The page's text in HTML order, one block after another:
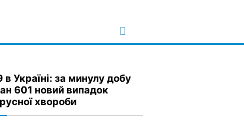
в Україні: за минулу добу
601 новий випадок
хвороби